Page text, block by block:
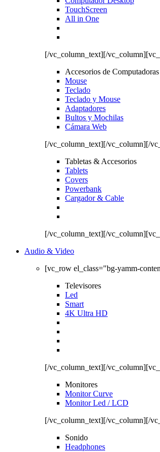
TouchScreen
All in One
[/vc_column_text][/
Accesorios de Computadoras
Mouse
Teclado
Teclado y Mouse
Adaptadores
Bultos y Mochilas
Cámara Web
[/vc_column_text][/vc_column][/
Tabletas & Accesorios
Tablets
Covers
Powerbank
Cargador & Cable
[/vc_column_text][/
Audio & Video
[vc_row el_class="bg-yamm-
Televisores
Led
Smart
4K Ultra HD
[/vc_column_text][/
Monitores
Monitor Curve
Monitor Led / LCD
[/vc_column_text][/vc_column][/
Sonido
Headphones